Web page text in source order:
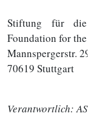
Stiftung für die
Foundation for
Mannspergerstr.
70619 Stuttgart
Verantwortlich: